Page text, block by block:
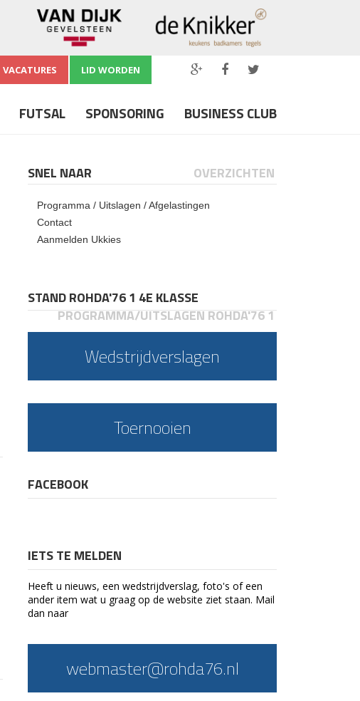
VACATURES LID WORDEN
FUTSAL SPONSORING BUSINESS CLUB
SNEL NAAR OVERZICHTEN
Programma / Uitslagen / Afgelastingen
Contact
Aanmelden Ukkies
STAND ROHDA'76 1 4E KLASSE
PROGRAMMA/UITSLAGEN ROHDA'76 1
Wedstrijdverslagen
Toernooien
FACEBOOK
IETS TE MELDEN
Heeft u nieuws, een wedstrijdverslag, foto's of een
ander item wat u graag op de website ziet staan. Mail
dan naar
webmaster@rohda76.nl